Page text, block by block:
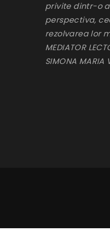
privite dintr-o
perspectiva,
rezolvarea lor
MEDIATOR
SIMONA MARIA